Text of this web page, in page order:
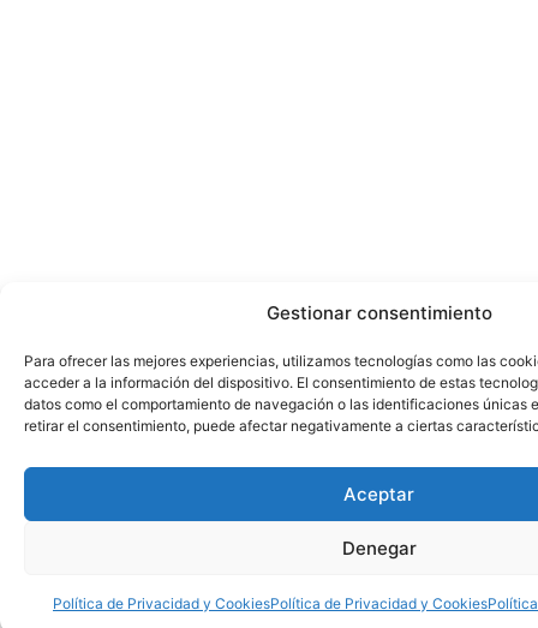
Gestionar consentimiento
Para ofrecer las mejores experiencias, utilizamos tecnologías como las
acceder a la información del dispositivo. El consentimiento de estas
datos como el comportamiento de navegación o las identificaciones únicas
retirar el consentimiento, puede afectar negativamente a ciertas
Aceptar
Denegar
Política de Privacidad y CookiesPolítica de Privacidad y Cookies